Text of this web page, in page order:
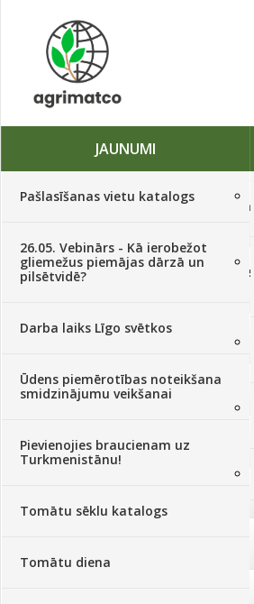
JAUNUMI
Pašlasīšanas vietu katalogs
26.05. Vebinārs - Kā ierobežot
gliemežus piemājas dārzā un
pilsētvidē?
Darba laiks Līgo svētkos
Ūdens piemērotības noteikšana
smidzinājumu veikšanai
Pievienojies braucienam uz
Turkmenistānu!
Tomātu sēklu katalogs
Tomātu diena
Traktori, tehnika, rezerves daļas,
Sēklas, sīpoli, ķiploki, sīpolpuķes,
kartupeļi
Augu aizsardzība(366)
Mēslojumi(495)
Augsne, kūdra, mulča